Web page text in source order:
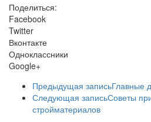
Поделиться:
Facebook
Twitter
Вконтакте
Одноклассники
Google+
Предыдущая записьГлавные
Следующая записьСоветы
стройматериалов